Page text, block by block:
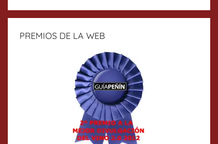
PREMIOS DE LA WEB